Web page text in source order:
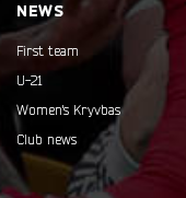
NEWS
First team
U-21
Women's Kryvbas
Club news